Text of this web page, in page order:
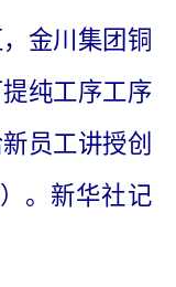
金川集团铜
纯工序工序
员工讲授创
。新华社记